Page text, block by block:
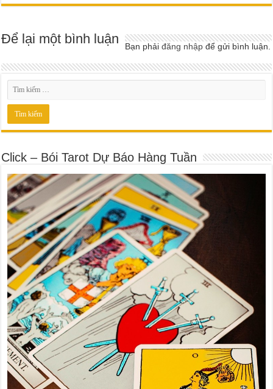
Để lại một bình luận Bạn phảiđăng nhập để gửi bình luận.
Click – Bói Tarot Dự Báo Hàng Tuần